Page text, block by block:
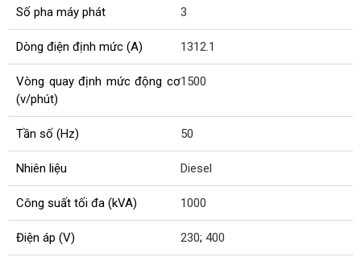
Số pha máy phát 3
Dòng điện định mức (A) 1312.1
Vòng quay định mức động cơ
(v/phút)
1500
Tần số (Hz) 50
Nhiên liệu Diesel
Công suất tối đa (kVA) 1000
Điện áp (V) 230; 400